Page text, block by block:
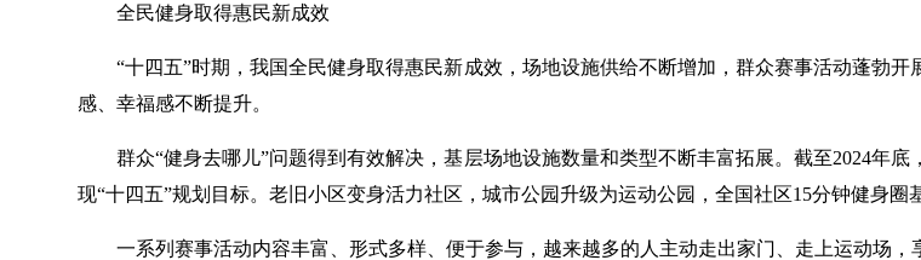
全民健身取得惠民新成效
“十四五”时期，我国全民健身取得惠民新成效，场地设施供给不断增加，群众赛事活动蓬勃
感、幸福感不断提升。
群众“健身去哪儿”问题得到有效解决，基层场地设施数量和类型不断丰富拓展。截至2024年
现“十四五”规划目标。老旧小区变身活力社区，城市公园升级为运动公园，全国社区15分钟健身圈
一系列赛事活动内容丰富、形式多样、便于参与，越来越多的人主动走出家门、走上运动场